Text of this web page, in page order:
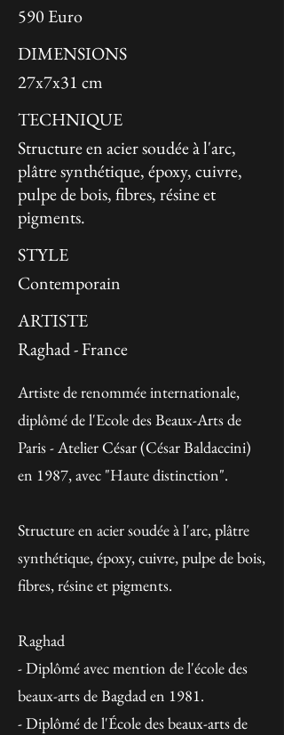
590 Euro
DIMENSIONS
27x7x31 cm
TECHNIQUE
Structure en acier soudée à l'arc,
plâtre synthétique, époxy, cuivre,
pulpe de bois, fibres, résine et
pigments.
STYLE
Contemporain
ARTISTE
Raghad - France
Artiste de renommée internationale,
diplômé de l'Ecole des Beaux-Arts de
Paris - Atelier César (César Baldaccini)
en 1987, avec "Haute distinction".
Structure en acier soudée à l'arc, plâtre
synthétique, époxy, cuivre, pulpe de bois,
fibres, résine et pigments.
Raghad
- Diplômé avec mention de l'école des
beaux-arts de Bagdad en 1981.
- Diplômé de l'École des beaux-arts de